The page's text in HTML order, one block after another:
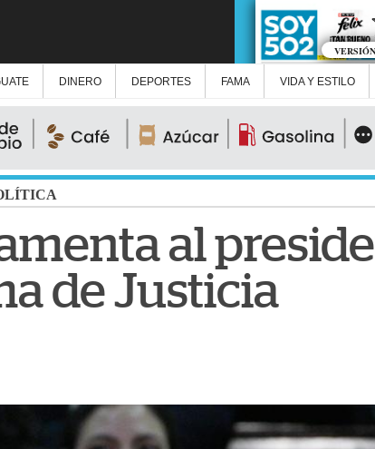
DINERO DEPORTES FAMA VIDA Y ESTILO
al
de Justicia